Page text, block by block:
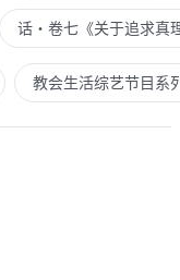
话・卷七《关于追求真
教会生活综艺节目系